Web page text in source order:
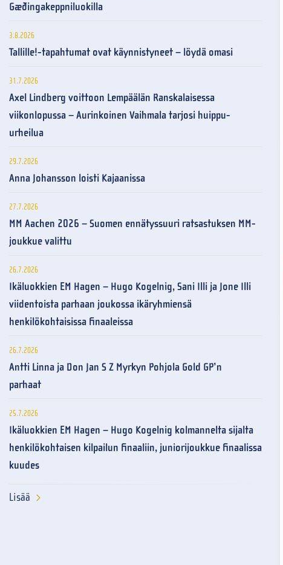
Gæðingakeppniluokilla
3.8.2026
Tallille!-tapahtumat ovat käynnistyneet – löydä omasi
31.7.2026
Axel Lindberg voittoon Lempäälän Ranskalaisessa
viikonlopussa – Aurinkoinen Vaihmala tarjosi huippu-
urheilua
29.7.2026
Anna Johansson loisti Kajaanissa
27.7.2026
MM Aachen 2026 – Suomen ennätyssuuri ratsastuksen MM-
joukkue valittu
26.7.2026
Ikäluokkien EM Hagen – Hugo Kogelnig, Sani Illi ja Jone Illi
viidentoista parhaan joukossa ikäryhmiensä
henkilökohtaisissa finaaleissa
26.7.2026
Antti Linna ja Don Jan S Z Myrkyn Pohjola Gold GP’n
parhaat
25.7.2026
Ikäluokkien EM Hagen – Hugo Kogelnig kolmannelta sijalta
henkilökohtaisen kilpailun finaaliin, juniorijoukkue finaalissa
kuudes
Lisää